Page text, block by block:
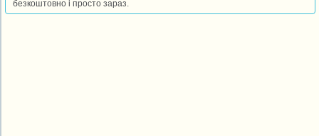
безкоштовно і просто зараз.